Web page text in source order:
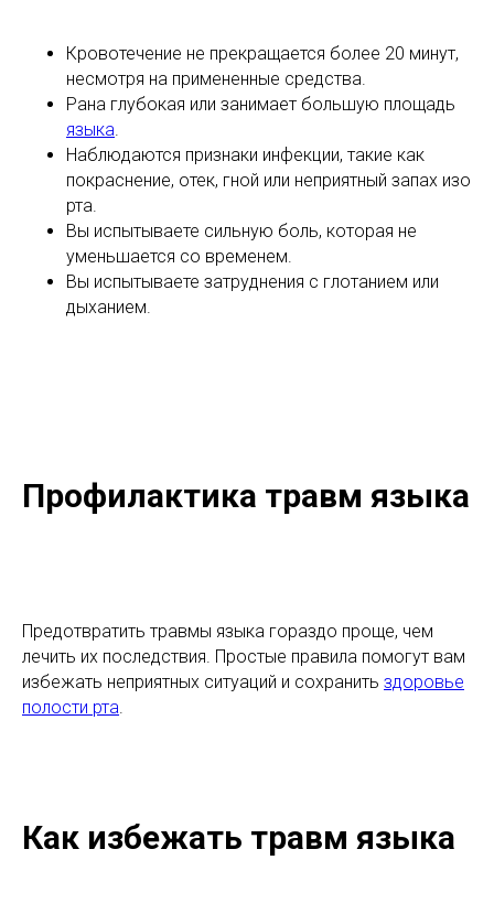
Кровотечение не прекращается более 20 минут,
несмотря на примененные средства.
Рана глубокая или занимает большую площадь
языка.
Наблюдаются признаки инфекции, такие как
покраснение, отек, гной или неприятный запах изо
рта.
Вы испытываете сильную боль, которая не
уменьшается со временем.
Вы испытываете затруднения с глотанием или
дыханием.
Профилактика травм языка
Предотвратить травмы языка гораздо проще, чем
лечить их последствия. Простые правила помогут вам
избежать неприятных ситуаций и сохранить здоровье
полости рта.
Как избежать травм языка